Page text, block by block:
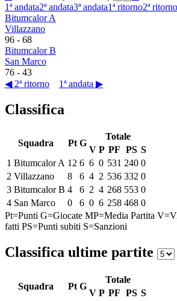
1ª andata2ª andata3ª andata1ª ritorno2ª ritorno
Bitumcalor A
Villazzano
96 - 68
Bitumcalor B
San Marco
76 - 43
◀ 2ª ritorno
1ª andata ▶
Classifica
Squadra Pt G
Totale
V P PF PS S
1 Bitumcalor A 12 6 6 0 531 240 0
2 Villazzano 8 6 4 2 536 332 0
3 Bitumcalor B 4 6 2 4 268 553 0
4 San Marco 0 6 0 6 258 468 0
Pt=Punti G=Giocate MP=Media Partita
fatti PS=Punti subiti S=Sanzioni
Classifica ultime partite
Squadra Pt G
Totale
V P PF PS S